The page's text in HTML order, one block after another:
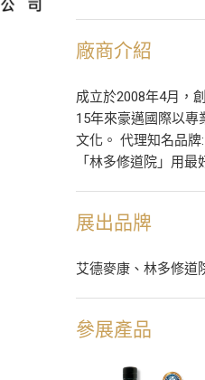
廠商介紹
成立於2008年4月，
15年來豪邁國際以
文化。 代理知名品
「林多修道院」用
展出品牌
艾德麥康、林多修道
參展產品